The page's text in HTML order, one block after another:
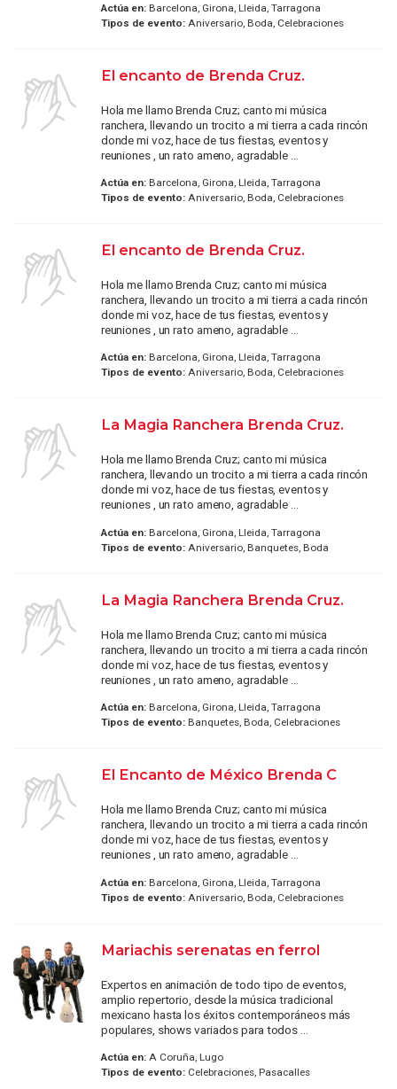
Actúa en:Barcelona, Girona, Lleida, Tarragona
Tipos de evento:Aniversario, Boda, Celebraciones
El encanto de Brenda Cruz.
Hola me llamo Brenda Cruz; canto mi música
ranchera, llevando un trocito a mi tierra a cada rincón
donde mi voz, hace de tus fiestas, eventos y
reuniones , un rato ameno, agradable ...
Actúa en:Barcelona, Girona, Lleida, Tarragona
Tipos de evento:Aniversario, Boda, Celebraciones
El encanto de Brenda Cruz.
Hola me llamo Brenda Cruz; canto mi música
ranchera, llevando un trocito a mi tierra a cada rincón
donde mi voz, hace de tus fiestas, eventos y
reuniones , un rato ameno, agradable ...
Actúa en:Barcelona, Girona, Lleida, Tarragona
Tipos de evento:Aniversario, Boda, Celebraciones
La Magia Ranchera Brenda Cruz.
Hola me llamo Brenda Cruz; canto mi música
ranchera, llevando un trocito a mi tierra a cada rincón
donde mi voz, hace de tus fiestas, eventos y
reuniones , un rato ameno, agradable ...
Actúa en:Barcelona, Girona, Lleida, Tarragona
Tipos de evento:Aniversario, Banquetes, Boda
La Magia Ranchera Brenda Cruz.
Hola me llamo Brenda Cruz; canto mi música
ranchera, llevando un trocito a mi tierra a cada rincón
donde mi voz, hace de tus fiestas, eventos y
reuniones , un rato ameno, agradable ...
Actúa en:Barcelona, Girona, Lleida, Tarragona
Tipos de evento:Banquetes, Boda, Celebraciones
El Encanto de México Brenda C
Hola me llamo Brenda Cruz; canto mi música
ranchera, llevando un trocito a mi tierra a cada rincón
donde mi voz, hace de tus fiestas, eventos y
reuniones , un rato ameno, agradable ...
Actúa en:Barcelona, Girona, Lleida, Tarragona
Tipos de evento:Aniversario, Boda, Celebraciones
Mariachis serenatas en ferrol
Expertos en animación de todo tipo de eventos,
amplio repertorio, desde la música tradicional
mexicano hasta los éxitos contemporáneos más
populares, shows variados para todos ...
Actúa en:A Coruña, Lugo
Tipos de evento:Celebraciones, Pasacalles